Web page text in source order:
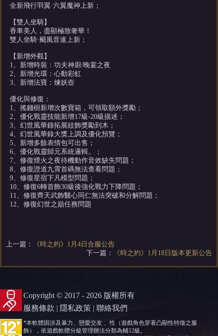
全新飛行羽翼·六翼魔神上新；
【雙人坐騎】
香車美人，盡顯極致奢華！
雙人坐騎·颶風音速上新；
【新增外觀】
1、新增時裝：功夫神廚/晚宴之夜
2、新增光環：心動彩虹
3、新增法寶：煉妖壺
優化與修復：
1、搖錢樹新增次數寶箱，可領取額外獎勵；
2、優化戰靈技能新增17級-20級描述；
3、幻世風華錄拓展紋飾獎勵到木；
4、幻世風華錄大獎上調及優化預覽；
5、新增多餘表情包可出售；
6、優化戰靈歸元系統邏輯。；
7、修復煙火之夜待機動作音效缺失問題；
8、修復證道九霄首碼無法查看問題；
9、修復星宿下凡模型問題；
10、修復6轉首飾30級後強化戰力下降問題；
11、修復齊天武飾醫心同仁無法突破和分解問題；
12、修復幻世之巔任務問題
上一篇：
《時之約》1月4日合服公告
下一篇：
《時之約》1月18日版本更新公告
Copyright © 2017 - 2026 版權所有
服務條款 | 隱私政策 | 聯絡我們
*本軟體因涉及暴力、戀愛交友 、性（遊戲角色穿著凸顯性特徵之服
飾），依遊戲軟體分級管理辦法分類為輔12級。